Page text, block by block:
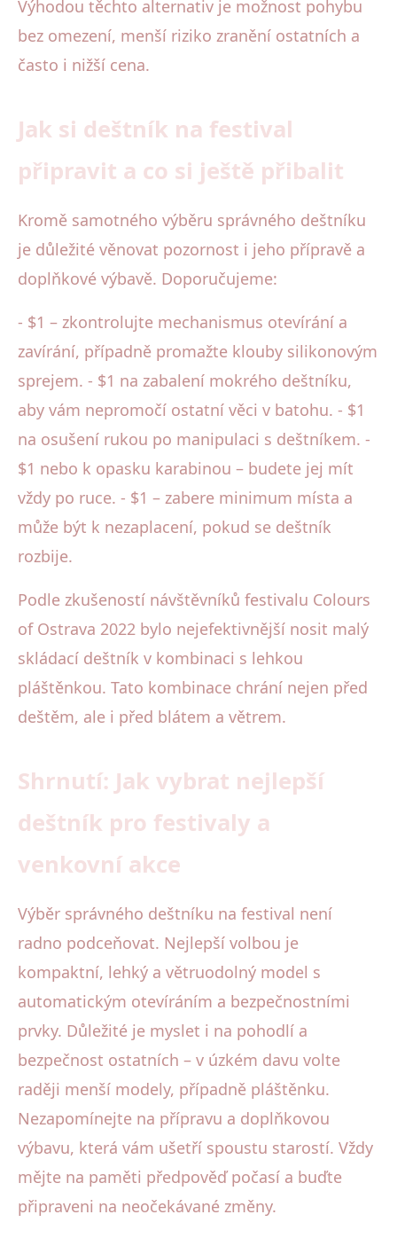
Výhodou těchto alternativ je možnost pohybu
bez omezení, menší riziko zranění ostatních a
často i nižší cena.
Jak si deštník na festival
připravit a co si ještě přibalit
Kromě samotného výběru správného deštníku
je důležité věnovat pozornost i jeho přípravě a
doplňkové výbavě. Doporučujeme:
- $1 – zkontrolujte mechanismus otevírání a
zavírání, případně promažte klouby silikonovým
sprejem. - $1 na zabalení mokrého deštníku,
aby vám nepromočí ostatní věci v batohu. - $1
na osušení rukou po manipulaci s deštníkem. -
$1 nebo k opasku karabinou – budete jej mít
vždy po ruce. - $1 – zabere minimum místa a
může být k nezaplacení, pokud se deštník
rozbije.
Podle zkušeností návštěvníků festivalu Colours
of Ostrava 2022 bylo nejefektivnější nosit malý
skládací deštník v kombinaci s lehkou
pláštěnkou. Tato kombinace chrání nejen před
deštěm, ale i před blátem a větrem.
Shrnutí: Jak vybrat nejlepší
deštník pro festivaly a
venkovní akce
Výběr správného deštníku na festival není
radno podceňovat. Nejlepší volbou je
kompaktní, lehký a větruodolný model s
automatickým otevíráním a bezpečnostními
prvky. Důležité je myslet i na pohodlí a
bezpečnost ostatních – v úzkém davu volte
raději menší modely, případně pláštěnku.
Nezapomínejte na přípravu a doplňkovou
výbavu, která vám ušetří spoustu starostí. Vždy
mějte na paměti předpověď počasí a buďte
připraveni na neočekávané změny.